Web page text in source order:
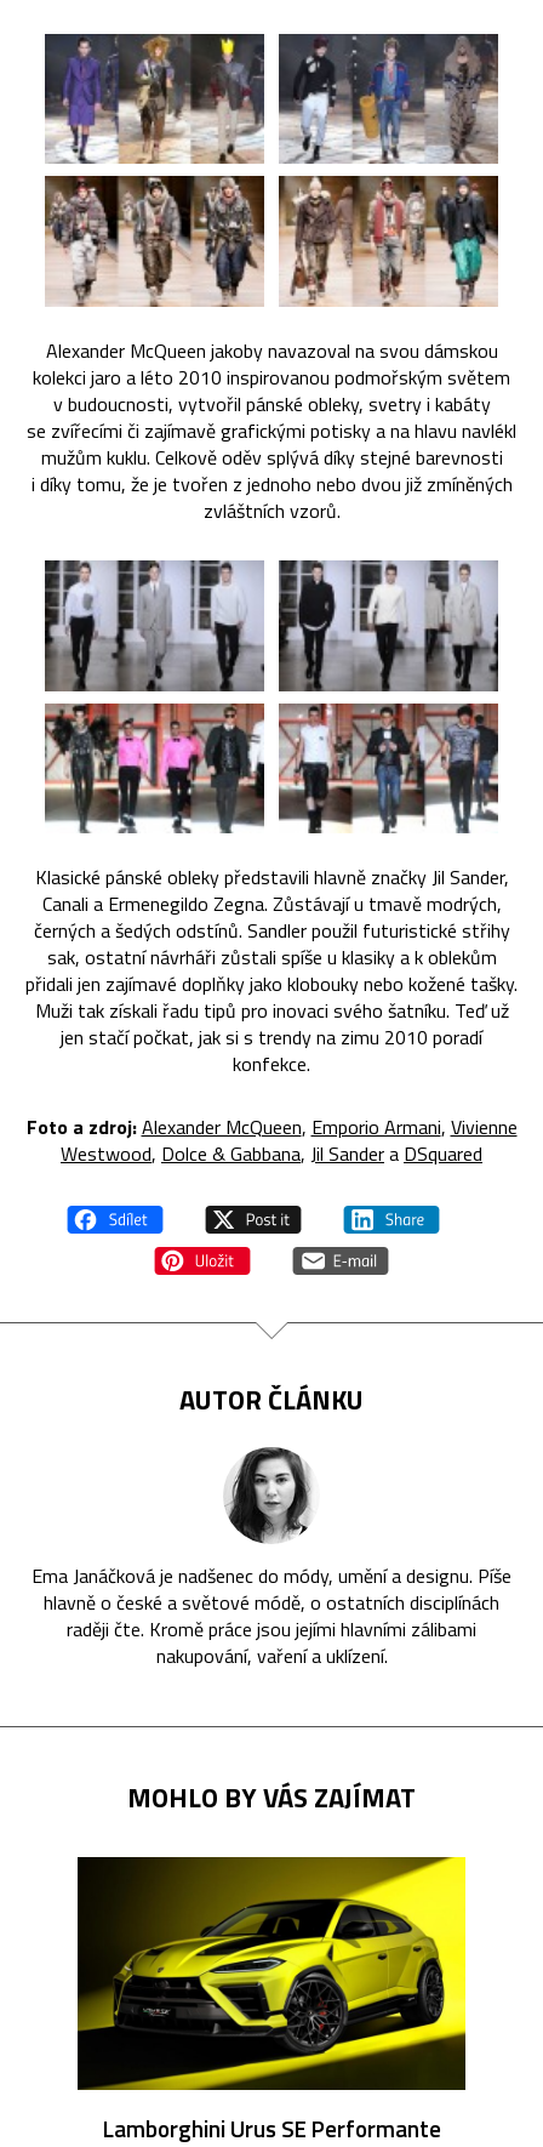
Alexander McQueen jakoby navazoval na svou dámskou
kolekci jaro a léto 2010 inspirovanou podmořským světem
v budoucnosti, vytvořil pánské obleky, svetry i kabáty
se zvířecími či zajímavě grafickými potisky a na hlavu navlékl
mužům kuklu. Celkově oděv splývá díky stejné barevnosti
i díky tomu, že je tvořen z jednoho nebo dvou již zmíněných
zvláštních vzorů.
Klasické pánské obleky představili hlavně značky Jil Sander,
Canali a Ermenegildo Zegna. Zůstávají u tmavě modrých,
černých a šedých odstínů. Sandler použil futuristické střihy
sak, ostatní návrháři zůstali spíše u klasiky a k oblekům
přidali jen zajímavé doplňky jako klobouky nebo kožené tašky.
Muži tak získali řadu tipů pro inovaci svého šatníku. Teď už
jen stačí počkat, jak si s trendy na zimu 2010 poradí
konfekce.
Foto a zdroj:Alexander McQueen, Emporio Armani, Vivienne
Westwood, Dolce & Gabbana, Jil Sandera DSquared
AUTOR ČLÁNKU
Ema Janáčková je nadšenec do módy, umění a designu. Píše
hlavně o české a světové módě, o ostatních disciplínách
raději čte. Kromě práce jsou jejími hlavními zálibami
nakupování, vaření a uklízení.
MOHLO BY VÁS ZAJÍMAT
Lamborghini Urus SE Performante